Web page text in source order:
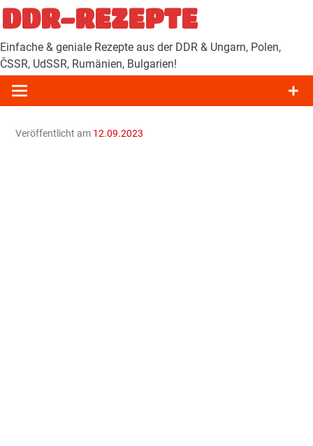
Zum
Inhalt
springen
DDR-REZEPTE
Einfache & geniale Rezepte aus der DDR & Ungarn, Polen,
ČSSR, UdSSR, Rumänien, Bulgarien!
Veröffentlicht am 12.09.2023